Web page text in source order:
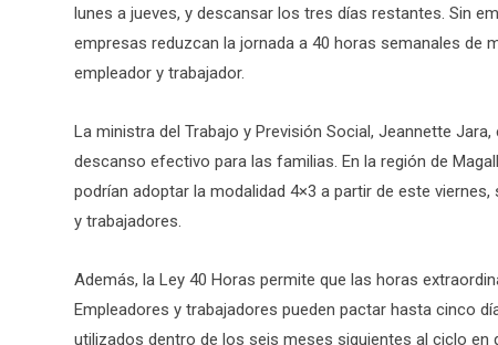
lunes a jueves, y descansar los tres días restantes. Sin
empresas reduzcan la jornada a 40 horas semanales de
empleador y trabajador.
La ministra del Trabajo y Previsión Social, Jeannette
descanso efectivo para las familias. En la región de
podrían adoptar la modalidad 4×3 a partir de este
y trabajadores.
Además, la Ley 40 Horas permite que las horas
Empleadores y trabajadores pueden pactar hasta cinco
utilizados dentro de los seis meses siguientes al ciclo